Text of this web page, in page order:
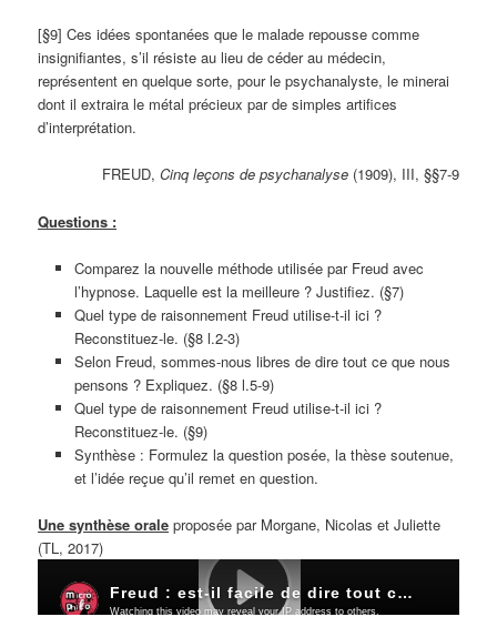
[§9] Ces idées spontanées que le malade repousse comme
insignifiantes, s’il résiste au lieu de céder au médecin,
représentent en quelque sorte, pour le psychanalyste, le minerai
dont il extraira le métal précieux par de simples artifices
d’interprétation.
FREUD, Cinq leçons de psychanalyse(1909), III, §§7-9
Questions :
Comparez la nouvelle méthode utilisée par Freud avec
l’hypnose. Laquelle est la meilleure ? Justifiez. (§7)
Quel type de raisonnement Freud utilise-t-il ici ?
Reconstituez-le. (§8 l.2-3)
Selon Freud, sommes-nous libres de dire tout ce que nous
pensons ? Expliquez. (§8 l.5-9)
Quel type de raisonnement Freud utilise-t-il ici ?
Reconstituez-le. (§9)
Synthèse : Formulez la question posée, la thèse soutenue,
et l’idée reçue qu’il remet en question.
Une synthèse orale proposée par Morgane, Nicolas et Juliette
(TL, 2017)